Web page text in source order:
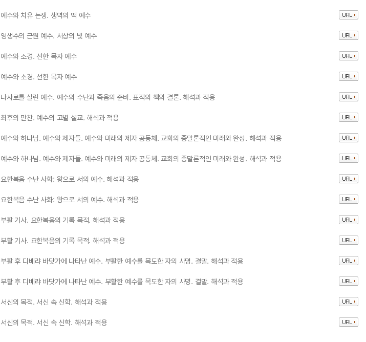
예수와 치유 논쟁. 생멱의 떡 예수
영생수의 근원 예수. 서상의 빛 예수
예수와 소경. 선한 목자 예수
예수와 소경. 선한 목자 예수
나사로를 살린 예수. 예수의 수난과 죽음의 준비. 표적의 책의 결론. 해석과 적용
최후의 만찬. 예수의 고별 설교. 해석과 적용
예수와 하나님. 예수와 제자들. 예수와 미래의 제자 공동체. 교회의 종말론적인 미래와 완성. 해석과 적용
예수와 하나님. 예수와 제자들. 예수와 미래의 제자 공동체. 교회의 종말론적인 미래와 완성. 해석과 적용
요한복음 수난 사화: 왕으로 서의 예수. 해석과 적용
요한복음 수난 사화: 왕으로 서의 예수. 해석과 적용
부활 기사. 요한복음의 기록 목적. 해석과 적용
부활 기사. 요한복음의 기록 목적. 해석과 적용
부활 후 디베랴 바닷가에 나타난 예수. 부활한 예수를 목도한 자의 사명. 결말. 해석과 적용
부활 후 디베랴 바닷가에 나타난 예수. 부활한 예수를 목도한 자의 사명. 결말. 해석과 적용
서신의 목적. 서신 속 신학. 해석과 적용
서신의 목적. 서신 속 신학. 해석과 적용